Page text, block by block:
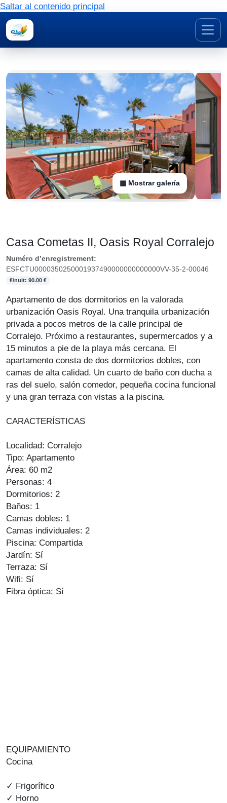
Saltar al contenido principal
▦ Mostrar galería
Casa Cometas II, Oasis Royal Corralejo
Numéro d’enregistrement:
ESFCTU0000350250001937490000000000000VV-35-2-00046
€/nuit: 90.00 €
Apartamento de dos dormitorios en la valorada
urbanización Oasis Royal. Una tranquila urbanización
privada a pocos metros de la calle principal de
Corralejo. Próximo a restaurantes, supermercados y a
15 minutos a pie de la playa más cercana. El
apartamento consta de dos dormitorios dobles, con
camas de alta calidad. Un cuarto de baño con ducha a
ras del suelo, salón comedor, pequeña cocina funcional
y una gran terraza con vistas a la piscina.
CARACTERÍSTICAS
Localidad: Corralejo
Tipo: Apartamento
Área: 60 m2
Personas: 4
Dormitorios: 2
Baños: 1
Camas dobles: 1
Camas individuales: 2
Piscina: Compartida
Jardín: Sí
Terraza: Sí
Wifi: Sí
Fibra óptica: Sí
EQUIPAMIENTO
Cocina
✓ Frigorífico
✓ Horno